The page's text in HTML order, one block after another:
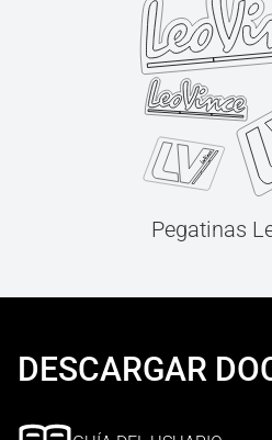
Pegatinas
DESCARGAR